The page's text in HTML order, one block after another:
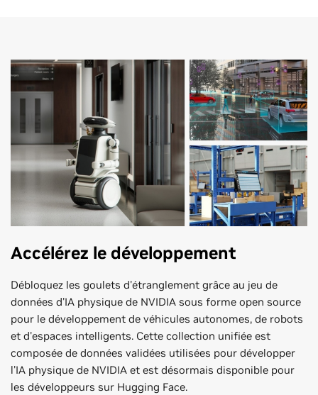
Accélérez le développement
Débloquez les goulets d'étranglement grâce au jeu de
données d'IA physique de NVIDIA sous forme open source
pour le développement de véhicules autonomes, de robots
et d'espaces intelligents. Cette collection unifiée est
composée de données validées utilisées pour développer
l'IA physique de NVIDIA et est désormais disponible pour
les développeurs sur Hugging Face.